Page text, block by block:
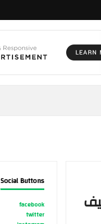
Social Buttons
facebook
twitter